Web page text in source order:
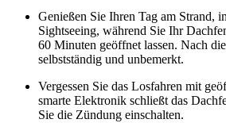
Genießen Sie Ihren Tag am Strand,
Sightseeing, während Sie Ihr
60 Minuten geöffnet lassen. Nach
selbstständig und unbemerkt.
Vergessen Sie das Losfahren mit
smarte Elektronik schließt das
Sie die Zündung einschalten.